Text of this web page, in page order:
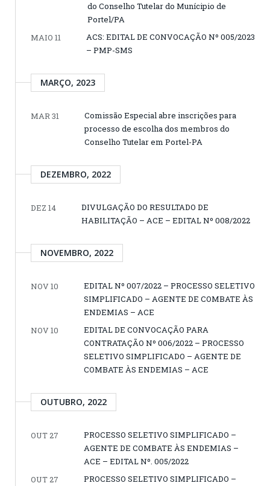
do Conselho Tutelar do Munícipio de
Portel/PA
MAIO 11
ACS: EDITAL DE CONVOCAÇÃO Nº 005/2023
– PMP-SMS
MARÇO, 2023
MAR 31
Comissão Especial abre inscrições para
processo de escolha dos membros do
Conselho Tutelar em Portel-PA
DEZEMBRO, 2022
DEZ 14
DIVULGAÇÃO DO RESULTADO DE
HABILITAÇÃO – ACE – EDITAL Nº 008/2022
NOVEMBRO, 2022
NOV 10
EDITAL Nº 007/2022 – PROCESSO SELETIVO
SIMPLIFICADO – AGENTE DE COMBATE ÀS
ENDEMIAS – ACE
NOV 10
EDITAL DE CONVOCAÇÃO PARA
CONTRATAÇÃO Nº 006/2022 – PROCESSO
SELETIVO SIMPLIFICADO – AGENTE DE
COMBATE ÀS ENDEMIAS – ACE
OUTUBRO, 2022
OUT 27
PROCESSO SELETIVO SIMPLIFICADO –
AGENTE DE COMBATE ÀS ENDEMIAS –
ACE – EDITAL Nº. 005/2022
OUT 27
PROCESSO SELETIVO SIMPLIFICADO –